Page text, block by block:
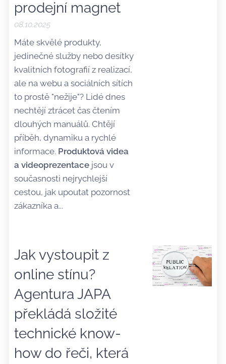
prodejní magnet
08.10.2025
Máte skvělé produkty,
jedinečné služby nebo desítky
kvalitních fotografií z realizací,
ale na webu a sociálních sítích
to prostě "nežije"? Lidé dnes
nechtějí ztrácet čas čtením
dlouhých manuálů. Chtějí
příběh, dynamiku a rychlé
informace. Produktová videa
a videoprezentace jsou v
současnosti nejrychlejší
cestou, jak upoutat pozornost
zákazníka a...
Jak vystoupit z
online stínu?
Agentura JAPA
překládá složité
technické know-
how do řeči, která